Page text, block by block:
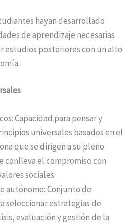
hayan desarrollado
de aprendizaje necesarias
estudios posteriores con un alto
Capacidad para pensar y
universales basados en el
que se dirigen a su pleno
conlleva el compromiso con
sociales.
autónomo: Conjunto de
seleccionar estrategias de
evaluación y gestión de la